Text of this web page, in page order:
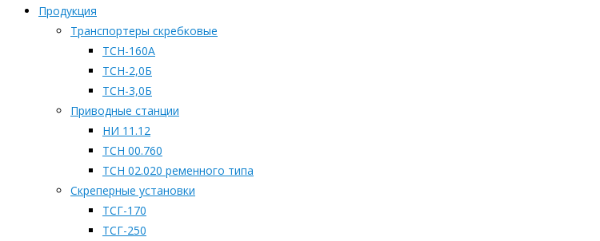
Продукция
Транспортеры скребковые
ТСН-160А
ТСН-2,0Б
ТСН-3,0Б
Приводные станции
НИ 11.12
ТСН 00.760
ТСН 02.020 ременного типа
Скреперные установки
ТСГ-170
ТСГ-250